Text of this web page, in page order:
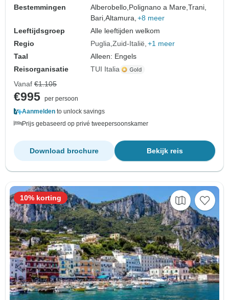
Bestemmingen Alberobello, Polignano a Mare,Trani,
Bari,Altamura, +8 meer
Leeftijdsgroep
Alle leeftijden welkom
Regio
Puglia Zuid-Italië +1 meer
Taal
Alleen: Engels
Reisorganisatie
TUI Italia
Vanaf €1.105
€995 per persoon
Aanmelden to unlock savings
Prijs gebaseerd op privé tweepersoonskamer
Bekijk reis
Download brochure
10% korting